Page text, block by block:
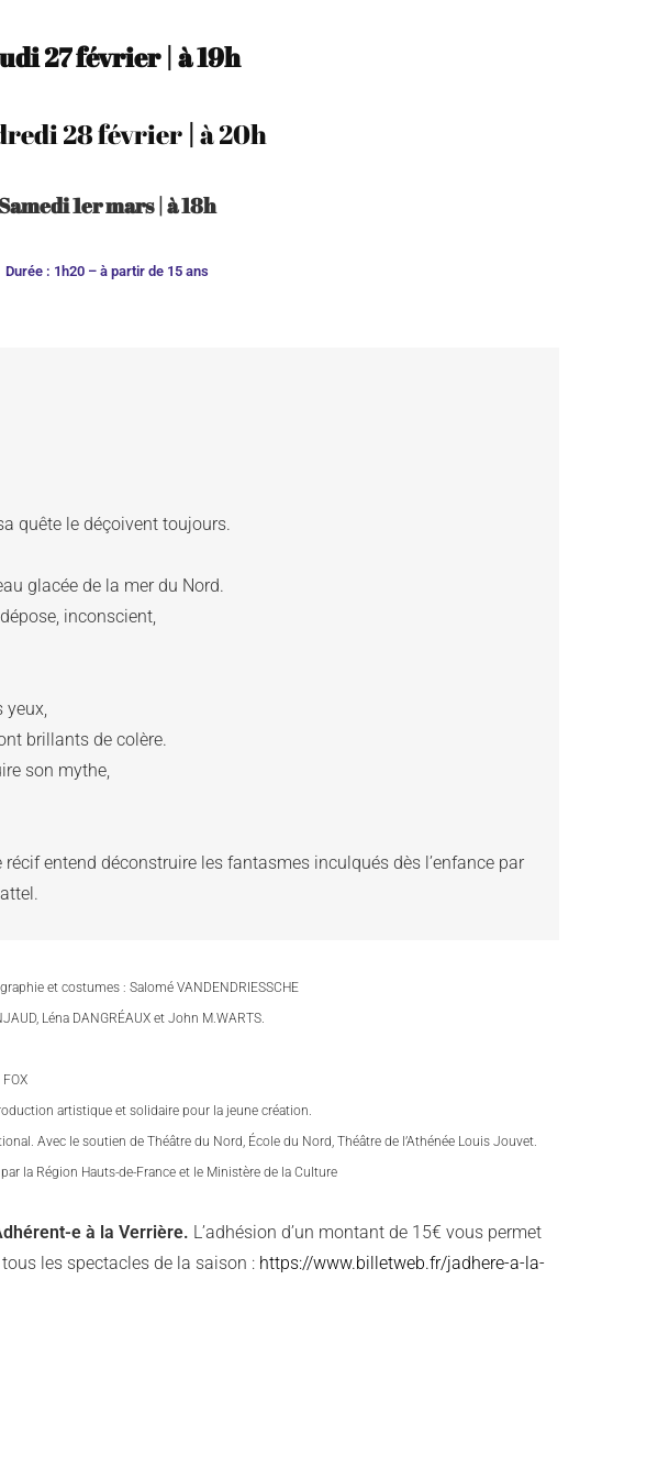
27 février|à19h
28 février |à20h
Samedi 1er mars | à 18h
Durée : 1h20 – à partir de 15 ans
quête le déçoivent toujours.
glacée de la mer du Nord.
inconscient,
yeux,
brillants de colère.
son mythe,
entend déconstruire les fantasmes inculqués dès l’enfance par
et costumes : Salomé VANDENDRIESSCHE
Léna DANGRÉAUX et John M.WARTS.
artistique et solidaire pour la jeune création.
Avec le soutien de Théâtre du Nord, École du Nord, Théâtre de l’Athénée Louis Jouvet.
la Région Hauts-de-France et le Ministère de la Culture
e à la Verrière. L’adhésion d’un montant de 15€ vous permet
les spectacles de la saison : https://www.billetweb.fr/jadhere-a-la-